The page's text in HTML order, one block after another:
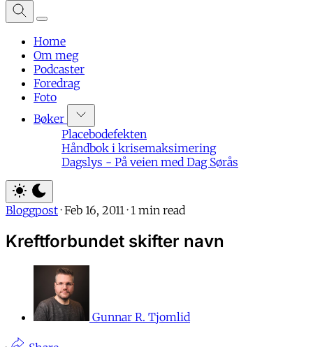
Home
Om meg
Podcaster
Foredrag
Foto
Bøker
Placebodefekten
Håndbok i krisemaksimering
Dagslys - På veien med Dag Sørås
Bloggpost · Feb 16, 2011 · 1 min read
Kreftforbundet skifter navn
Gunnar R. Tjomlid